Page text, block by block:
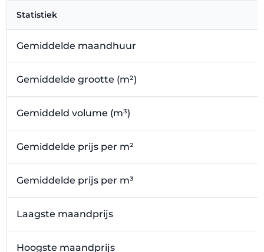
Statistiek
Gemiddelde maandhuur
Gemiddelde grootte (m²)
Gemiddeld volume (m³)
Gemiddelde prijs per m²
Gemiddelde prijs per m³
Laagste maandprijs
Hoogste maandprijs